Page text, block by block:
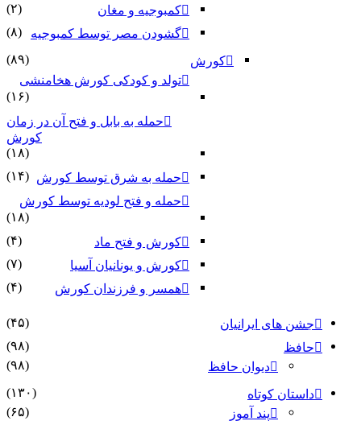
کمبوجیه و مغان
(۲)
گشودن مصر توسط کمبوجیه
(۸)
کورش
(۸۹)
تولد و کودکی کورش هخامنشی
(۱۶)
حمله به بابل و فتح آن در زمان
کورش
(۱۸)
حمله به شرق توسط کورش (۱۴)
حمله و فتح لودیه توسط کورش
(۱۸)
کورش و فتح ماد
(۴)
کورش و یونانیان آسیا
(۷)
همسر و فرزندان کورش
(۴)
جشن های ایرانیان
(۴۵)
حافظ
(۹۸)
دیوان حافظ
(۹۸)
داستان کوتاه
(۱۳۰)
پند آموز
(۶۵)